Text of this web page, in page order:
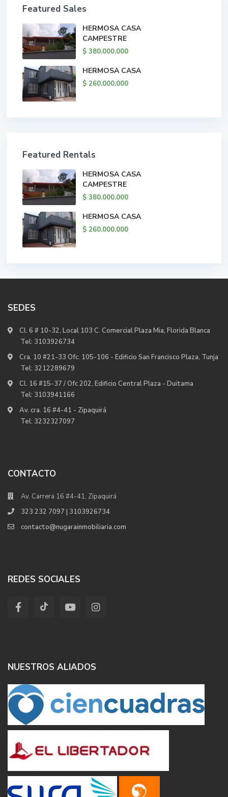
Featured Sales
HERMOSA CASA
CAMPESTRE
$ 380.000.000
HERMOSA CASA
$ 260.000.000
Featured Rentals
HERMOSA CASA
CAMPESTRE
$ 380.000.000
HERMOSA CASA
$ 260.000.000
SEDES
Cl. 6 # 10-32, Local 103 C. Comercial Plaza Mia, Florida Blanca
Tel: 3103926734
Cra. 10 #21-33 Ofc. 105-106 - Edificio San Francisco Plaza, Tunja
Tel: 3212289679
Cl. 16 #15-37 / Ofc 202, Edificio Central Plaza - Duitama
Tel: 3103941166
Av. cra. 16 #4-41 - Zipaquirá
Tel: 3232327097
CONTACTO
Av. Carrera 16 #4-41, Zipaquirá
323 232 7097 | 3103926734
contacto@nugarainmobiliaria.com
REDES SOCIALES
NUESTROS ALIADOS